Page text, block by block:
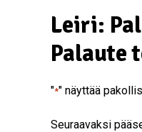
Leiri:
Palaute
"*" näyttää
Seuraavaksi